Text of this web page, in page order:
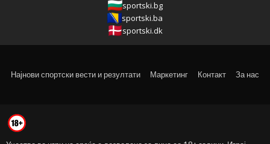
sportski.bg
sportski.ba
sportski.dk
Најнови спортски вести и резултати Маркетинг Контакт За нас